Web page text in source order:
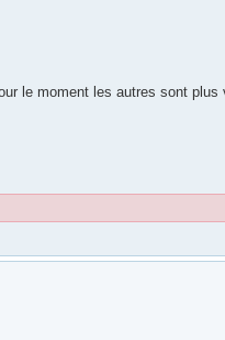
le moment les autres sont plus